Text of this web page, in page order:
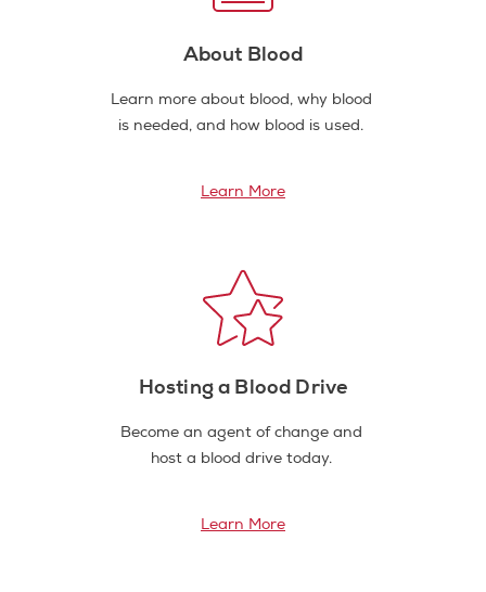
About Blood
Learn more about blood, why blood
is needed, and how blood is used.
Learn More
Hosting a Blood Drive
Become an agent of change and
host a blood drive today.
Learn More